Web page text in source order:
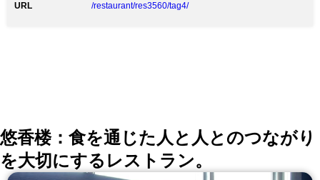
URL
/restaurant/res3560/tag4/
悠香楼：食を通じた人と人とのつながり
を大切にするレストラン。